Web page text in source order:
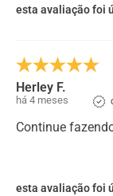
esta avaliação foi
Herley F.
há 4 meses
Continue
esta avaliação foi